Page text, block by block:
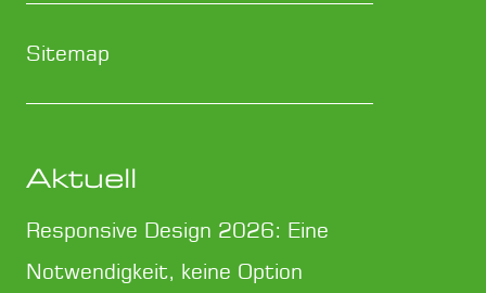
Sitemap
Aktuell
Responsive Design 2026: Eine
Notwendigkeit, keine Option